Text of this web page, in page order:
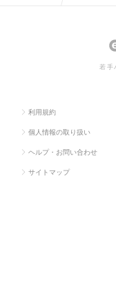
若手
利用規約
個人情報の取り扱い
ヘルプ・お問い合わせ
サイトマップ